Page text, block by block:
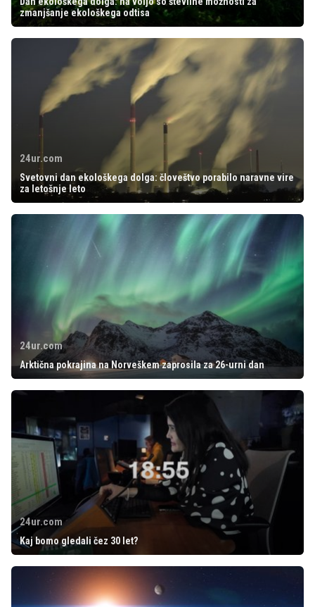
zmanjšanje ekološkega odtisa
24ur.com
Svetovni dan ekološkega dolga: človeštvo porabilo naravne vire
za letošnje leto
24ur.com
Arktična pokrajina na Norveškem zaprosila za 26-urni dan
24ur.com
Kaj bomo gledali čez 30 let?